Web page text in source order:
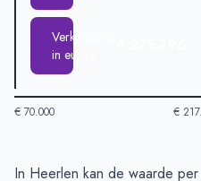
Verkoopprijs
in euro's
€ 70.000 €
Huizenprijzen in Heerlen-
In Heerlen kan de waarde